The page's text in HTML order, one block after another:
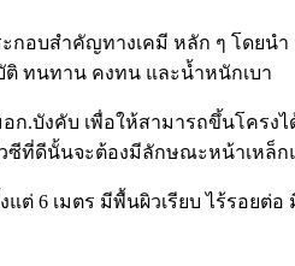
อบสำคัญทางเคมี หลัก ๆ โดยนำ
บัติ ทนทาน คงทน และน้ำหนักเบา
บังคับ เพื่อให้สามารถขึ้นโครงไ
ซีที่ดีนั้นจะต้องมีลักษณะหน้าเหล็ก
6 เมตร มีพื้นผิวเรียบ ไร้รอยต่